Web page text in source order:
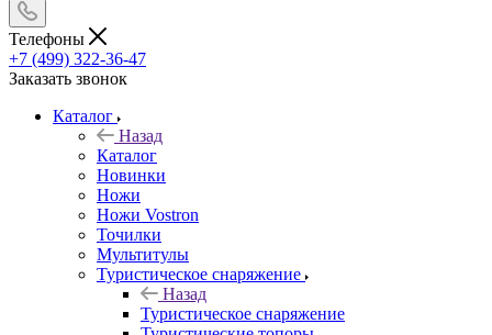
Телефоны
+7 (499) 322-36-47
Заказать звонок
Каталог
Назад
Каталог
Новинки
Ножи
Ножи Vostron
Точилки
Мультитулы
Туристическое снаряжение
Назад
Туристическое снаряжение